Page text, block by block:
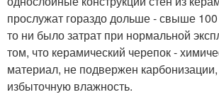
прослужат гораздо дольше - свыше 100
то ни было затрат при нормальной
том, что керамический черепок -
материал, не подвержен
избыточную влажность.